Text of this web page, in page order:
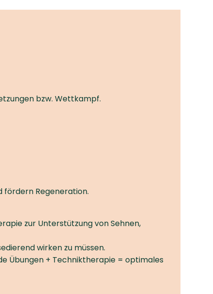
bzw. Wettkampf.
fördern Regeneration.
zur Unterstützung von Sehnen,
wirken zu müssen.
Übungen + Techniktherapie = optimales